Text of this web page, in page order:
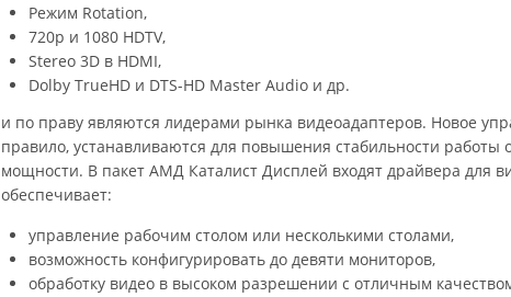
Режим Rotation,
720p и 1080 HDTV,
Stereo 3D в HDMI,
Dolby TrueHD и DTS-HD Master Audio и др.
и по праву являются лидерами рынка видеоадаптеров. Новое
правило, устанавливаются для повышения стабильности
мощности. В пакет АМД Каталист Дисплей входят драйвера для
обеспечивает:
управление рабочим столом или несколькими столами,
возможность конфигурировать до девяти мониторов,
обработку видео в высоком разрешении с отличным